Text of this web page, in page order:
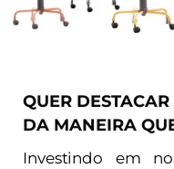
QUER
DA MANEIRA
Investindo em